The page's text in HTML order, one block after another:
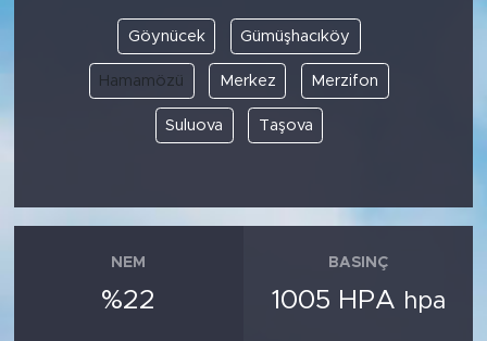
Göynücek Gümüşhacıköy
Hamamözü Merkez Merzifon
Suluova Taşova
NEM
%22
BASINÇ
1005 HPA hpa
POLİTİKA
EKONOMİ
TARİHTEN GÜNÜMÜZE